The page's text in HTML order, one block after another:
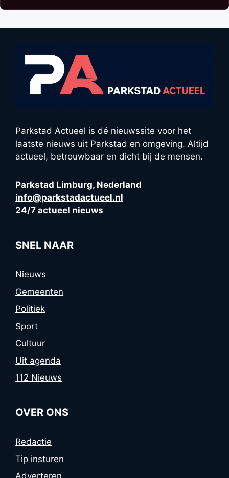
Parkstad Actueel is dé nieuwssite voor het
laatste nieuws uit Parkstad en omgeving. Altijd
actueel, betrouwbaar en dicht bij de mensen.
Parkstad Limburg, Nederland
info@parkstadactueel.nl
24/7 actueel nieuws
SNEL NAAR
Nieuws
Gemeenten
Politiek
Sport
Cultuur
Uit agenda
112 Nieuws
OVER ONS
Redactie
Tip insturen